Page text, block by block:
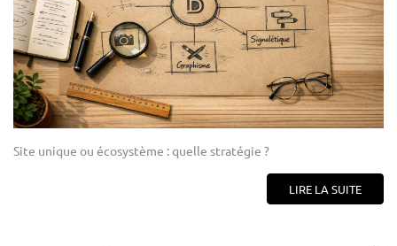
Site unique ou écosystème : quelle stratégie ?
LIRE LA SUITE